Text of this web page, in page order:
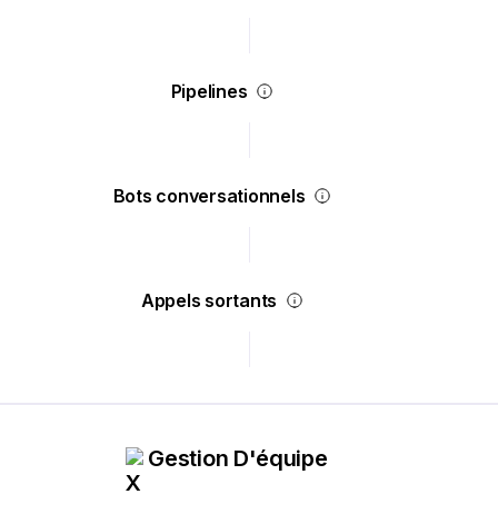
Pipelines
Bots conversationnels
Appels sortants
Gestion D'équipe